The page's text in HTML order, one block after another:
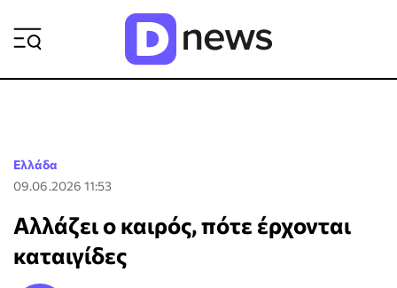
Ελλάδα
09.06.2026 11:53
Αλλάζει ο καιρός, πότε έρχονται
καταιγίδες